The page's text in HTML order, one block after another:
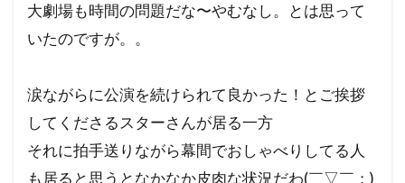
大劇場も時間の問題だな〜やむなし。とは思って
いたのですが。。
涙ながらに公演を続けられて良かった！とご挨拶
してくださるスターさんが居る一方
それに拍手送りながら幕間でおしゃべりしてる人
も居ると思うとなかなか皮肉な状況だわ(￣▽￣；)